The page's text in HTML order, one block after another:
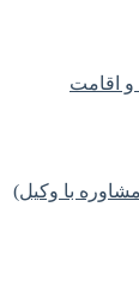
اقامت